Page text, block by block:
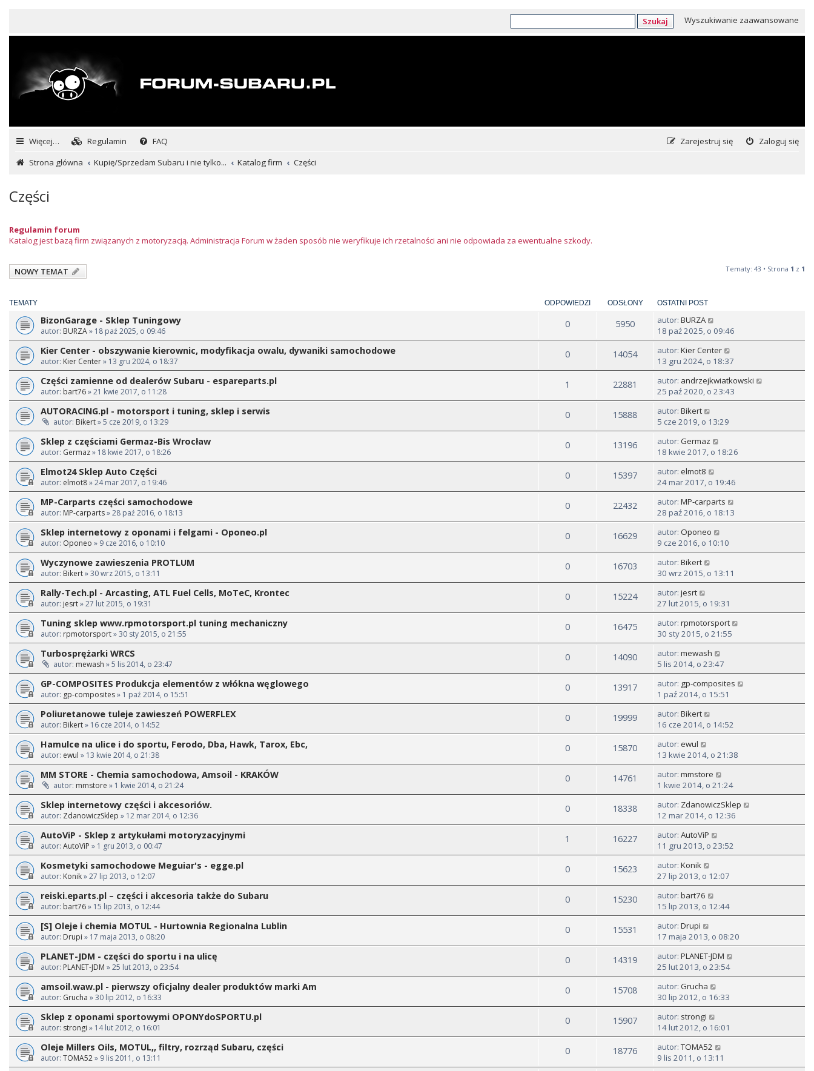
Szukaj Wyszukiwanie zaawansowane
Więcej… Regulamin FAQ Zaloguj się
Zarejestruj się
Strona główna
Kupię/Sprzedam Subaru i nie tylko... Katalog firm Części
Części
Regulamin forum
Katalog jest bazą firm związanych z motoryzacją. Administracja Forum w żaden sposób nie weryfikuje ich rzetalności ani nie odpowiada za ewentualne szkody.
NOWY TEMAT Tematy: 43 • Strona 1 z 1
TEMATY ODPOWIEDZI ODSŁONY OSTATNI POST
BizonGarage - Sklep Tuningowy
autor: BURZA» 18 paź 2025, o 09:46
0 5950 autor: BURZA
18 paź 2025, o 09:46
Kier Center - obszywanie kierownic, modyfikacja owalu, dywaniki samochodowe
autor: Kier Center» 13 gru 2024, o 18:37
0 14054 autor: Kier Center
13 gru 2024, o 18:37
Części zamienne od dealerów Subaru - espareparts.pl
autor: bart76» 21 kwie 2017, o 11:28
1 22881 autor: andrzejkwiatkowski
25 paź 2020, o 23:43
AUTORACING.pl - motorsport i tuning, sklep i serwis
autor: Bikert» 5 cze 2019, o 13:29
0 15888 autor: Bikert
5 cze 2019, o 13:29
Sklep z częściami Germaz-Bis Wrocław
autor: Germaz» 18 kwie 2017, o 18:26
0 13196 autor: Germaz
18 kwie 2017, o 18:26
Elmot24 Sklep Auto Części
autor: elmot8» 24 mar 2017, o 19:46
0 15397 autor: elmot8
24 mar 2017, o 19:46
MP-Carparts części samochodowe
autor: MP-carparts» 28 paź 2016, o 18:13
0 22432 autor: MP-carparts
28 paź 2016, o 18:13
Sklep internetowy z oponami i felgami - Oponeo.pl
autor: Oponeo » 9 cze 2016, o 10:10
0 16629 autor: Oponeo
9 cze 2016, o 10:10
Wyczynowe zawieszenia PROTLUM
autor: Bikert» 30 wrz 2015, o 13:11
0 16703 autor: Bikert
30 wrz 2015, o 13:11
Rally-Tech.pl - Arcasting, ATL Fuel Cells, MoTeC, Krontec
autor: jesrt» 27 lut 2015, o 19:31
0 15224 autor: jesrt
27 lut 2015, o 19:31
Tuning sklep www.rpmotorsport.pl tuning mechaniczny
autor: rpmotorsport» 30 sty 2015, o 21:55
0 16475 autor: rpmotorsport
30 sty 2015, o 21:55
Turbosprężarki WRCS
autor: mewash » 5 lis 2014, o 23:47
0 14090 autor: mewash
5 lis 2014, o 23:47
GP-COMPOSITES Produkcja elementów z włókna węglowego
autor: gp-composites» 1 paź 2014, o 15:51
0 13917 autor: gp-composites
1 paź 2014, o 15:51
Poliuretanowe tuleje zawieszeń POWERFLEX
autor: Bikert» 16 cze 2014, o 14:52
0 19999 autor: Bikert
16 cze 2014, o 14:52
Hamulce na ulice i do sportu, Ferodo, Dba, Hawk, Tarox, Ebc,
autor: ewul » 13 kwie 2014, o 21:38
0 15870 autor: ewul
13 kwie 2014, o 21:38
MM STORE - Chemia samochodowa, Amsoil - KRAKÓW
autor: mmstore » 1 kwie 2014, o 21:24
0 14761 autor: mmstore
1 kwie 2014, o 21:24
Sklep internetowy części i akcesoriów.
autor: ZdanowiczSklep » 12 mar 2014, o 12:36
0 18338 autor: ZdanowiczSklep
12 mar 2014, o 12:36
AutoViP - Sklep z artykułami motoryzacyjnymi
autor: AutoViP » 1 gru 2013, o 00:47
1 16227 autor: AutoViP
11 gru 2013, o 23:52
Kosmetyki samochodowe Meguiar's - egge.pl
autor: Konik» 27 lip 2013, o 12:07
0 15623 autor: Konik
27 lip 2013, o 12:07
reiski.eparts.pl – części i akcesoria także do Subaru
autor: bart76» 15 lip 2013, o 12:44
0 15230 autor: bart76
15 lip 2013, o 12:44
[S] Oleje i chemia MOTUL - Hurtownia Regionalna Lublin
autor: Drupi » 17 maja 2013, o 08:20
0 15531 autor: Drupi
17 maja 2013, o 08:20
PLANET-JDM - części do sportu i na ulicę
autor: PLANET-JDM » 25 lut 2013, o 23:54
0 14319 autor: PLANET-JDM
25 lut 2013, o 23:54
amsoil.waw.pl - pierwszy oficjalny dealer produktów marki Am
autor: Grucha » 30 lip 2012, o 16:33
0 15708 autor: Grucha
30 lip 2012, o 16:33
Sklep z oponami sportowymi OPONYdoSPORTU.pl
autor: strongi » 14 lut 2012, o 16:01
0 15907 autor: strongi
14 lut 2012, o 16:01
Oleje Millers Oils, MOTUL,, filtry, rozrząd Subaru, części
autor: TOMA52» 9 lis 2011, o 13:11
0 18776 autor: TOMA52
9 lis 2011, o 13:11